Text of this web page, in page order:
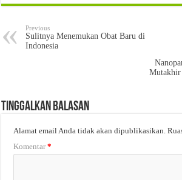
Previous
Sulitnya Menemukan Obat Baru di
Indonesia
Mutakhir
Tinggalkan Balasan
Alamat email Anda tidak akan dipublikasikan.
Komentar*